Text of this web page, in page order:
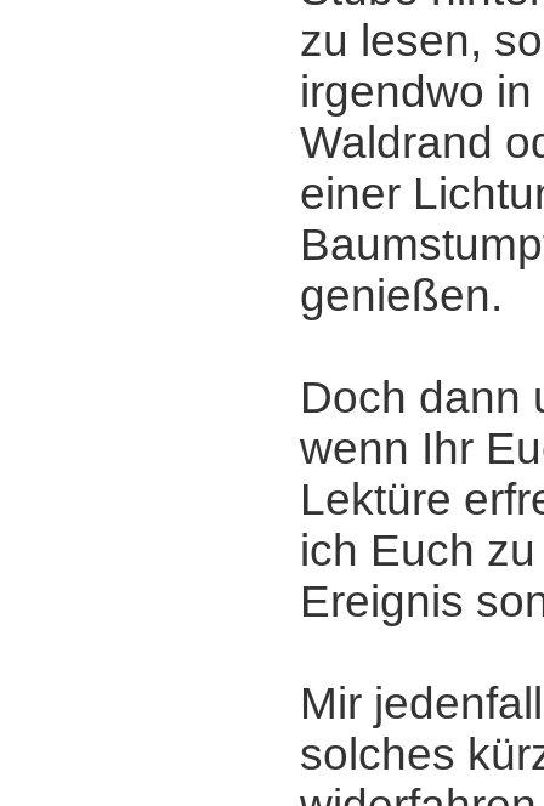
zu lesen,
irgendwo
Waldrand
einer
genießen.
Doch dann
wenn Ihr
Lektüre
ich Euch
Ereignis
Mir
solches